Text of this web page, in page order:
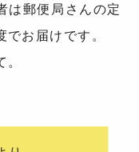
は郵便局さんの定
お届けです。
。